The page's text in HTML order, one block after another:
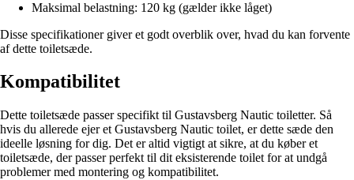
Maksimal belastning: 120 kg (gælder ikke låget)
Disse specifikationer giver et godt overblik over, hvad du kan forvente
af dette toiletsæde.
Kompatibilitet
Dette toiletsæde passer specifikt til Gustavsberg Nautic toiletter. Så
hvis du allerede ejer et Gustavsberg Nautic toilet, er dette sæde den
ideelle løsning for dig. Det er altid vigtigt at sikre, at du køber et
toiletsæde, der passer perfekt til dit eksisterende toilet for at undgå
problemer med montering og kompatibilitet.